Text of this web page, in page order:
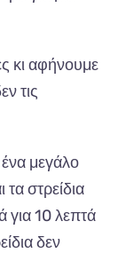
κι αφήνουμε
τις
μεγάλο
στρείδια
για 10 λεπτά
δεν